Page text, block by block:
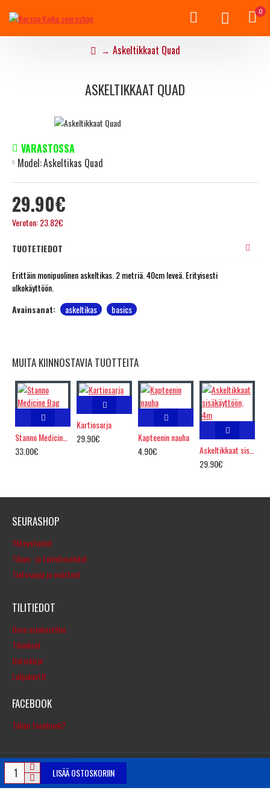
0
Askeltikkaat Quad
ASKELTIKKAAT QUAD
29.90€
Veroton: 23.82€
VARASTOSSA
Model:Askeltikas Quad
LISÄÄ OSTOSKORIIN
TUOTETIEDOT
Erittäin monipuolinen askeltikas. 2 metriä. 40cm leveä. Erityisesti
ulkokäyttöön.
Avainsanat:
askeltikas basics
MUITA KIINNOSTAVIA TUOTTEITA
33.00€
Kartiosarja
29.90€
Kapteenin nauha
4.90€
Askeltikkaat sisäkäyttöön, 4m
29.90€
SEURASHOP
Yhteystiedot
Tilaus- ja toimitusehdot
Tietosuoja ja evästeet
TILITIEDOT
Oma asiakastilini
Tilaukset
Uutiskirje
Lahjakortit
FACEBOOK
Tähän facebook?
© Copyright 2016